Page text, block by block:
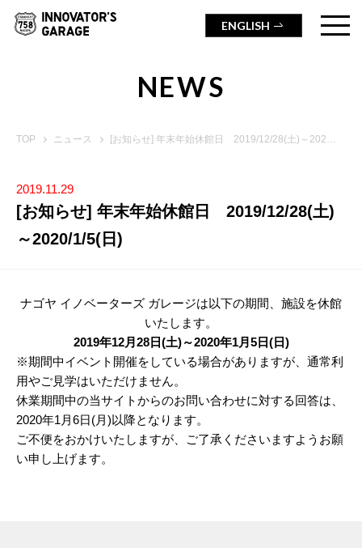
ENGLISH
NEWS
TOP ニュース [お知らせ] 年末年始休館日 2019/12/28(土)～2020/1/5(日)
2019.11.29
[お知らせ] 年末年始休館日 2019/12/28(土)
～2020/1/5(日)
ナゴヤ イノベーターズ ガレージは以下の期間、施設を休館
いたします。
2019年12月28日(土)～2020年1月5日(日)
※期間中イベント開催をしている場合がありますが、通常利
用やご見学はいただけません。
休業期間中の当サイトからのお問い合わせに対する回答は、
2020年1月6日(月)以降となります。
ご不便をおかけいたしますが、ご了承くださいますようお願
い申し上げます。